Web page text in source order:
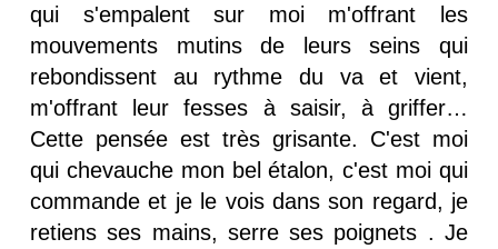
qui s'empalent sur moi m'offrant les
mouvements mutins de leurs seins qui
rebondissent au rythme du va et vient,
m'offrant leur fesses à saisir, à griffer…
Cette pensée est très grisante. C'est moi
qui chevauche mon bel étalon, c'est moi qui
commande et je le vois dans son regard, je
retiens ses mains, serre ses poignets . Je